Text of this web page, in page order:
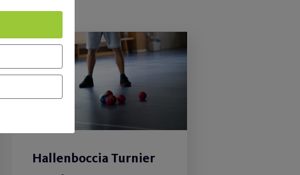
Sep.
Hallenboccia Turnier